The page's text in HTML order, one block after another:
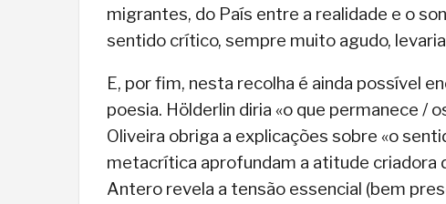
migrantes, do País entre a realidade e o
sentido crítico, sempre muito agudo,
E, por fim, nesta recolha é ainda possível
poesia. Hölderlin diria «o que permanece /
Oliveira obriga a explicações sobre «o
metacrítica aprofundam a atitude criadora
Antero revela a tensão essencial (bem